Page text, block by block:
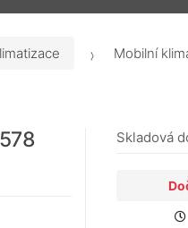
Mobilní
Skladová